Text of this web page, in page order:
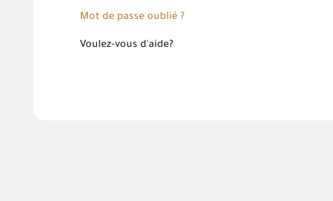
Mot de passe oublié ?
Voulez-vous d'aide?